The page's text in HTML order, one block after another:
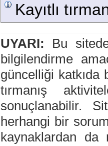
Kayıtlı
UYARI: Bu
bilgilendirme
güncelliği katkıda
tırmanış
sonuçlanabilir.
herhangi bir
kaynaklardan da